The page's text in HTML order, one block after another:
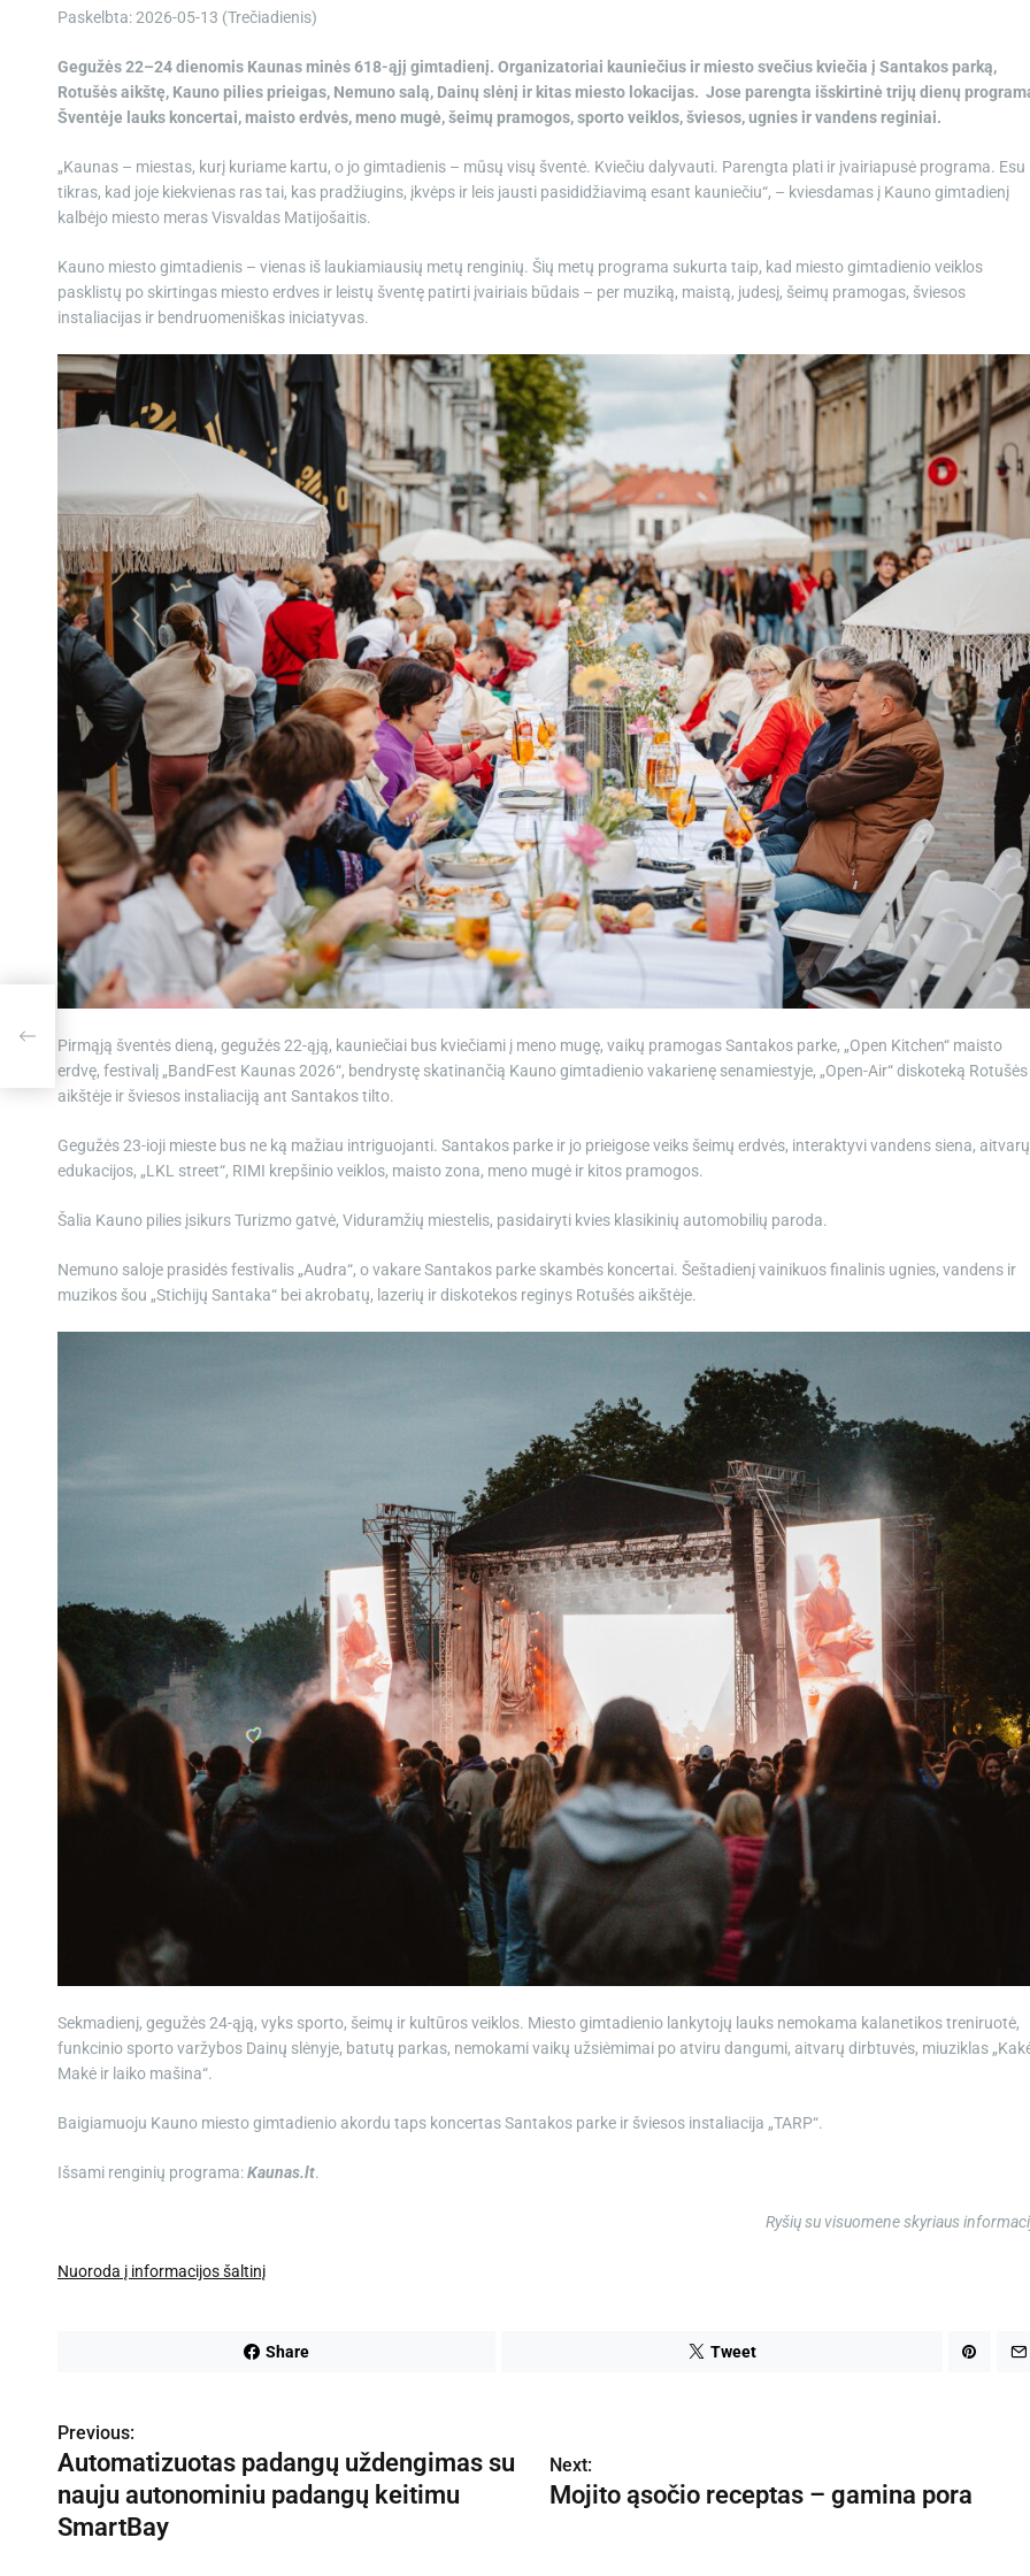
Paskelbta: 2026-05-13 (Trečiadienis)
Gegužės 22–24 dienomis Kaunas minės 618-ąjį gimtadienį. Organizatoriai kauniečius ir miesto svečius kviečia į Santakos parką,
Rotušės aikštę, Kauno pilies prieigas, Nemuno salą, Dainų slėnį ir kitas miesto lokacijas. Jose parengta išskirtinė trijų dienų
Šventėje lauks koncertai, maisto erdvės, meno mugė, šeimų pramogos, sporto veiklos, šviesos, ugnies ir vandens reginiai.
„Kaunas – miestas, kurį kuriame kartu, o jo gimtadienis – mūsų visų šventė. Kviečiu dalyvauti. Parengta plati ir įvairiapusė programa. Esu
tikras, kad joje kiekvienas ras tai, kas pradžiugins, įkvėps ir leis jausti pasididžiavimą esant kauniečiu“, – kviesdamas į Kauno gimtadienį
kalbėjo miesto meras Visvaldas Matijošaitis.
Kauno miesto gimtadienis – vienas iš laukiamiausių metų renginių. Šių metų programa sukurta taip, kad miesto gimtadienio veiklos
pasklistų po skirtingas miesto erdves ir leistų šventę patirti įvairiais būdais – per muziką, maistą, judesį, šeimų pramogas, šviesos
instaliacijas ir bendruomeniškas iniciatyvas.
Pirmąją šventės dieną, gegužės 22-ąją, kauniečiai bus kviečiami į meno mugę, vaikų pramogas Santakos parke, „Open Kitchen“ maisto
erdvę, festivalį „BandFest Kaunas 2026“, bendrystę skatinančią Kauno gimtadienio vakarienę senamiestyje, „Open-Air“ diskoteką Rotušės
aikštėje ir šviesos instaliaciją ant Santakos tilto.
Gegužės 23-ioji mieste bus ne ką mažiau intriguojanti. Santakos parke ir jo prieigose veiks šeimų erdvės, interaktyvi vandens siena, aitvarų
edukacijos, „LKL street“, RIMI krepšinio veiklos, maisto zona, meno mugė ir kitos pramogos.
Šalia Kauno pilies įsikurs Turizmo gatvė, Viduramžių miestelis, pasidairyti kvies klasikinių automobilių paroda.
Nemuno saloje prasidės festivalis „Audra“, o vakare Santakos parke skambės koncertai. Šeštadienį vainikuos finalinis ugnies, vandens ir
muzikos šou „Stichijų Santaka“ bei akrobatų, lazerių ir diskotekos reginys Rotušės aikštėje.
Sekmadienį, gegužės 24-ąją, vyks sporto, šeimų ir kultūros veiklos. Miesto gimtadienio lankytojų lauks nemokama kalanetikos treniruotė,
funkcinio sporto varžybos Dainų slėnyje, batutų parkas, nemokami vaikų užsiėmimai po atviru dangumi, aitvarų dirbtuvės, miuziklas
Makė ir laiko mašina“.
Baigiamuoju Kauno miesto gimtadienio akordu taps koncertas Santakos parke ir šviesos instaliacija „TARP“.
Išsami renginių programa:Kaunas.lt.
Ryšių su visuomene skyriaus
Nuoroda į informacijos šaltinį
Share Tweet
N
a
v
Previous:
Automatizuotas padangų uždengimas su
nauju autonominiu padangų keitimu
SmartBay
Next:
Mojito ąsočio receptas – gamina pora